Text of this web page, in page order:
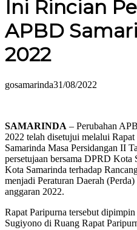
Ini Rincian
APBD
2022
gosamarinda31/08/2022
SAMARINDA – Perubahan
2022 telah disetujui melalui
Samarinda Masa Persidangan II
persetujaan bersama DPRD Kota
Kota Samarinda terhadap
menjadi Peraturan Daerah
anggaran 2022.
Rapat Paripurna tersebut
Sugiyono di Ruang Rapat